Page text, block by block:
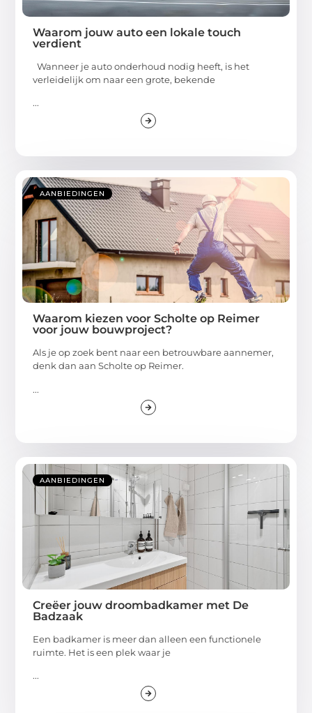
Waarom jouw auto een lokale touch
verdient
Wanneer je auto onderhoud nodig heeft, is het
verleidelijk om naar een grote, bekende
...
AANBIEDINGEN
Waarom kiezen voor Scholte op Reimer
voor jouw bouwproject?
Als je op zoek bent naar een betrouwbare aannemer,
denk dan aan Scholte op Reimer.
...
AANBIEDINGEN
Creëer jouw droombadkamer met De
Badzaak
Een badkamer is meer dan alleen een functionele
ruimte. Het is een plek waar je
...